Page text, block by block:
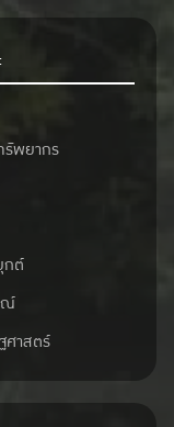
รัพยากร
กต์
ณ์
ศาสตร์